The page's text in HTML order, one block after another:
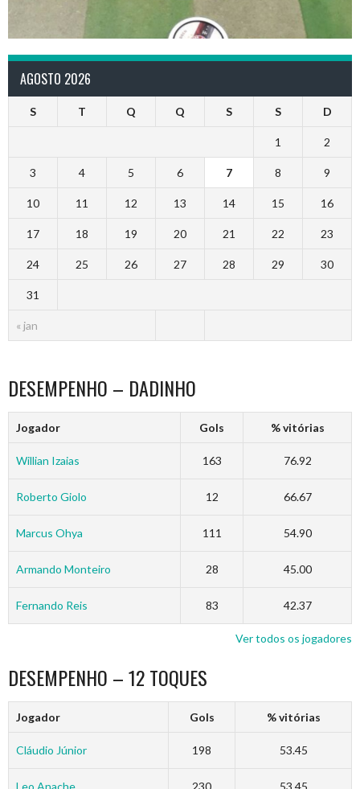
AGOSTO 2026
S T Q Q S S D
« jan
1 2
3 4 5 6 7 8 9
10 11 12 13 14 15 16
17 18 19 20 21 22 23
24 25 26 27 28 29 30
31
DESEMPENHO – DADINHO
Jogador Gols % vitórias
Willian Izaias 163 76.92
Roberto Giolo 12 66.67
Marcus Ohya 111 54.90
Armando Monteiro 28 45.00
Fernando Reis 83 42.37
Ver todos os jogadores
DESEMPENHO – 12 TOQUES
Jogador Gols % vitórias
Cláudio Júnior 198 53.45
Leo Anache 230 53.45